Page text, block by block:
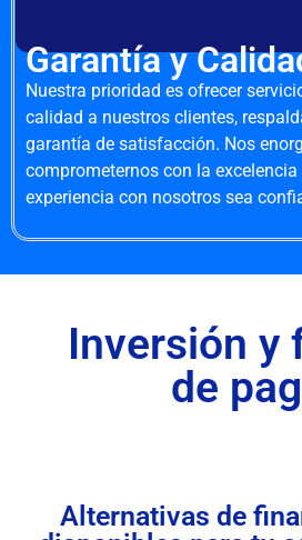
Garantía y
Nuestra prioridad es ofrecer
calidad a nuestros clientes,
garantía de satisfacción. Nos
comprometernos con la
experiencia con nosotros sea
Inversión y
de
Alternativas de